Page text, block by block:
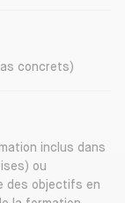
concrets)
inclus dans
ou
des objectifs en